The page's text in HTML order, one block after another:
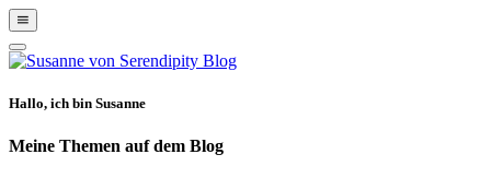
Show
Offscreen
Content
Hide
Offscreen
Hallo, ich bin Susanne
Meine Themen auf dem Blog